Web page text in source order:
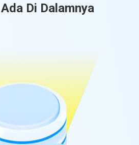
Di Dalamnya